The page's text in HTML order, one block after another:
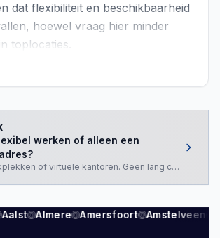
dat flexibiliteit en beschikbaarheid
hoewel vraag hier minder
toplocaties.
een consolidatiefase.In het
van 2026 groeide de opname
van 16.300 naar 20.300 m²
bewegingen in het bestaande
Tegelijkertijd kent de
met goede openbaar
werken of alleen een
of virtuele kantoren. Geen lang contract
Aalst Almere Amersfoort Amstelveen